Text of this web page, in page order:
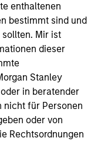
enthaltenen
bestimmt sind und
Mir ist
dieser
Stanley
in beratender
nicht für Personen
oder von
Rechtsordnungen